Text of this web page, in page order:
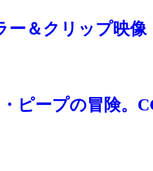
ー＆クリップ映像
ピープの冒険。